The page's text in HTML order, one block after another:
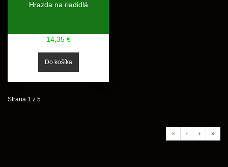
Hrazda na riadidlá
14,35 €
Strana 1 z 5
« ‹ › »